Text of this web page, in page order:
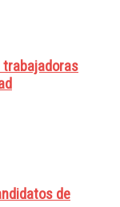
trabajadoras
de